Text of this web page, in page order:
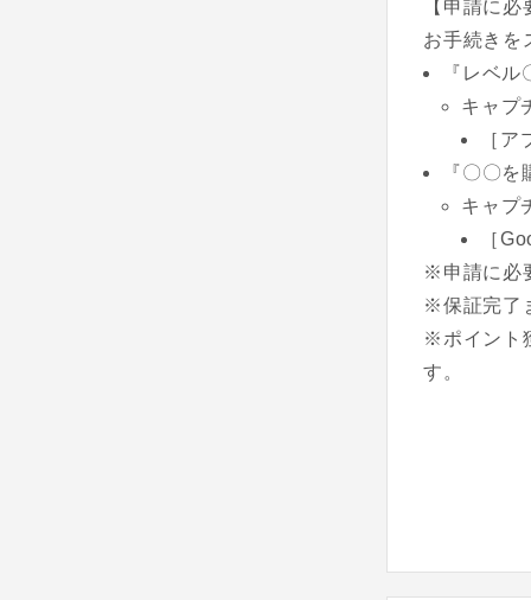
【申請に
お手続きを
『レベ
キャプ
［
『〇〇
キャプ
［
※申請に必
※保証完了
※ポイント
す。